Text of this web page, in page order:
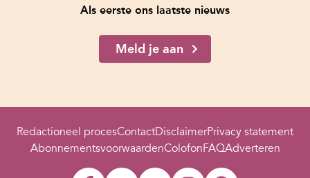
Als eerste ons laatste nieuws
Meld je aan
Redactioneel procesContactDisclaimerPrivacy statement
AbonnementsvoorwaardenColofonFAQAdverteren